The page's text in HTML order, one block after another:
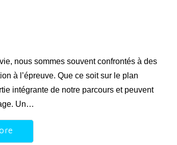
nous sommes souvent confrontés à des
à l’épreuve. Que ce soit sur le plan
intégrante de notre parcours et peuvent
Un…